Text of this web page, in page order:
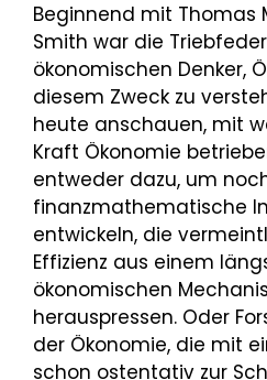
Beginnend mit Thomas
Smith war die
ökonomischen Denker,
diesem Zweck zu
heute anschauen, mit
Kraft Ökonomie
entweder dazu, um
finanzmathematische
entwickeln, die
Effizienz aus einem
ökonomischen
herauspressen. Oder
der Ökonomie, die mit
schon ostentativ zur